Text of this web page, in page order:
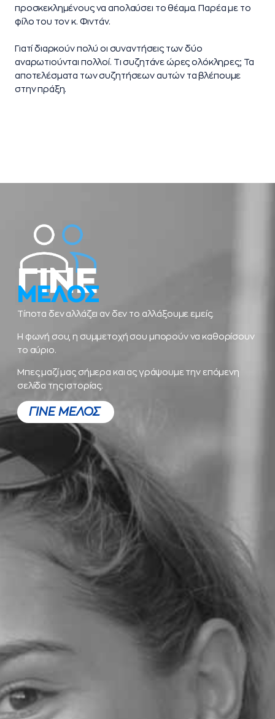
προσκεκλημένους να απολαύσει το θέαμα. Παρέα με το
φίλο του τον κ. Φιντάν.
Γιατί διαρκούν πολύ οι συναντήσεις των δύο
αναρωτιούνται πολλοί. Τι συζητάνε ώρες ολόκληρες; Τα
αποτελέσματα των συζητήσεων αυτών τα βλέπουμε
στην πράξη.
ΓΙΝΕ
ΜΕΛΟΣ
Τίποτα δεν αλλάζει αν δεν το αλλάξουμε εμείς.
Η φωνή σου, η συμμετοχή σου μπορούν να καθορίσουν
το αύριο.
Μπες μαζί μας σήμερα και ας γράψουμε την επόμενη
σελίδα της ιστορίας.
ΓΙΝΕ ΜΕΛΟΣ